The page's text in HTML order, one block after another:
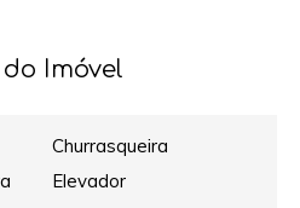
Imóvel
Churrasqueira
Elevador